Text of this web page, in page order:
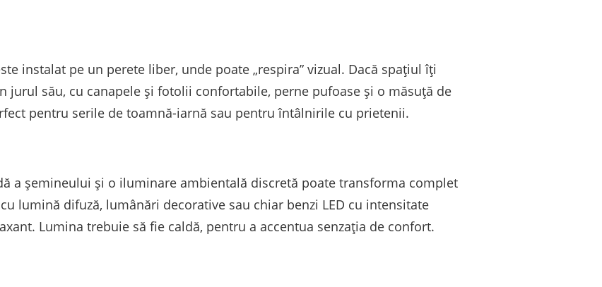
instalat pe un perete liber, unde poate „respira” vizual. Dacă spațiul îți
jurul său, cu canapele și fotolii confortabile, perne pufoase și o măsuță de
pentru serile de toamnă-iarnă sau pentru întâlnirile cu prietenii.
a șemineului și o iluminare ambientală discretă poate transforma complet
lumină difuză, lumânări decorative sau chiar benzi LED cu intensitate
Lumina trebuie să fie caldă, pentru a accentua senzația de confort.